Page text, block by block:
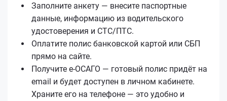
Заполните анкету — внесите паспортные
данные, информацию из водительского
удостоверения и СТС/ПТС.
Оплатите полис банковской картой или СБП
прямо на сайте.
Получите е‑ОСАГО — готовый полис придёт на
email и будет доступен в личном кабинете.
Храните его на телефоне — это удобно и